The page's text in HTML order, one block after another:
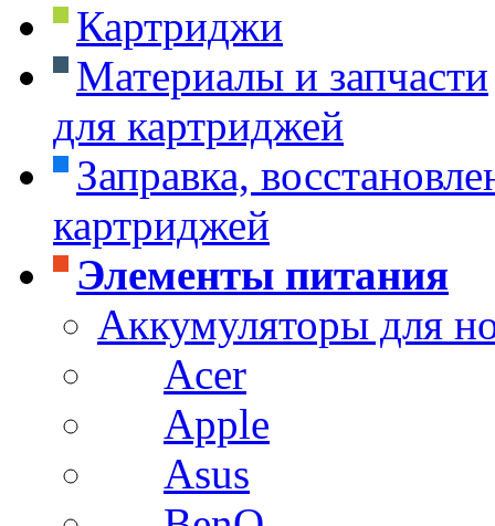
Картриджи
Материалы и запчасти
для картриджей
Заправка,
картриджей
Элементы питания
Аккумуляторы для
Acer
Apple
Asus